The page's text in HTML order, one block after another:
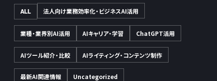
ALL 法人向け業務効率化・ビジネスAI活用
業種・業界別AI活用 AIキャリア・学習 ChatGPT活用
AIツール紹介・比較 AIライティング・コンテンツ制作
最新AI関連情報 Uncategorized